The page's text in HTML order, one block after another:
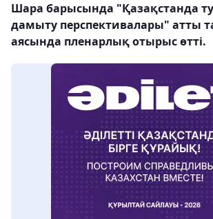
Шара барысында "Қазақстанда
дамыту перспективалары" атты
аясында пленарлық отырыс өтті.